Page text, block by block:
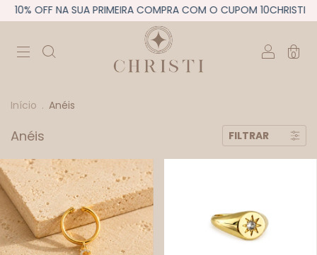
10% OFF NA SUA PRIMEIRA COMPRA COM O CUPOM 10CHRISTI
0
Início . Anéis
Anéis FILTRAR